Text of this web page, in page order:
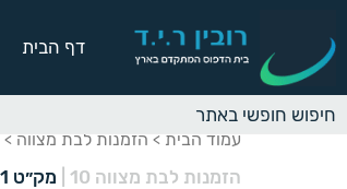
דף הבית
עמוד הבית > הזמנות לבת מצווה >
הזמנות לבת מצווה 10 מק״ט 22311